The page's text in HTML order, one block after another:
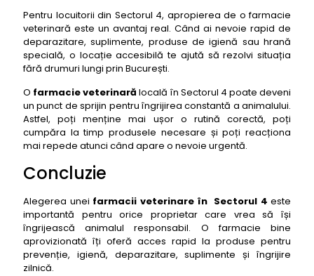
Pentru locuitorii din Sectorul 4, apropierea de o farmacie
veterinară este un avantaj real. Când ai nevoie rapid de
deparazitare, suplimente, produse de igienă sau hrană
specială, o locație accesibilă te ajută să rezolvi situația
fără drumuri lungi prin București.
O farmacie veterinară locală în Sectorul 4 poate deveni
un punct de sprijin pentru îngrijirea constantă a animalului.
Astfel, poți menține mai ușor o rutină corectă, poți
cumpăra la timp produsele necesare și poți reacționa
mai repede atunci când apare o nevoie urgentă.
Concluzie
Alegerea unei farmacii veterinare în Sectorul 4 este
importantă pentru orice proprietar care vrea să își
îngrijească animalul responsabil. O farmacie bine
aprovizionată îți oferă acces rapid la produse pentru
prevenție, igienă, deparazitare, suplimente și îngrijire
zilnică.